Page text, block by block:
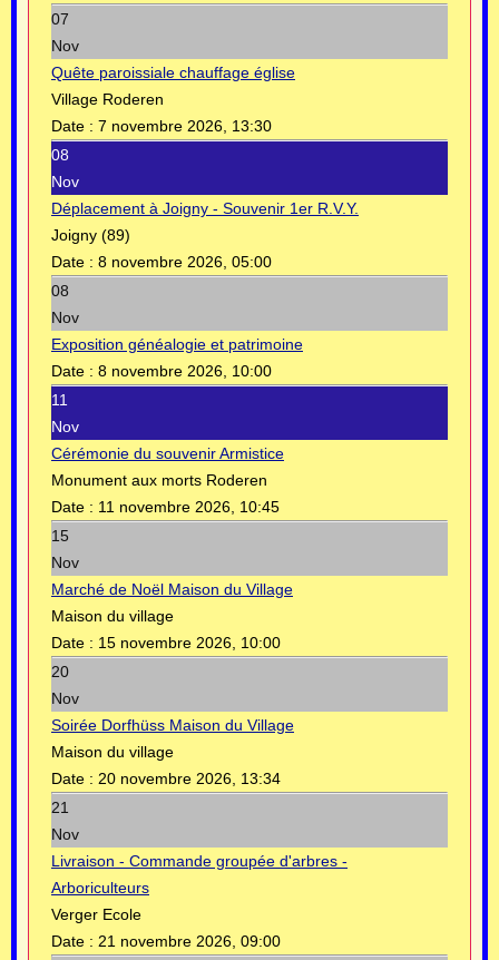
07
Nov
Quête paroissiale chauffage église
Village Roderen
Date : 7 novembre 2026, 13:30
08
Nov
Déplacement à Joigny - Souvenir 1er R.V.Y.
Joigny (89)
Date : 8 novembre 2026, 05:00
08
Nov
Exposition généalogie et patrimoine
Date : 8 novembre 2026, 10:00
11
Nov
Cérémonie du souvenir Armistice
Monument aux morts Roderen
Date : 11 novembre 2026, 10:45
15
Nov
Marché de Noël Maison du Village
Maison du village
Date : 15 novembre 2026, 10:00
20
Nov
Soirée Dorfhüss Maison du Village
Maison du village
Date : 20 novembre 2026, 13:34
21
Nov
Livraison - Commande groupée d'arbres -
Arboriculteurs
Verger Ecole
Date : 21 novembre 2026, 09:00